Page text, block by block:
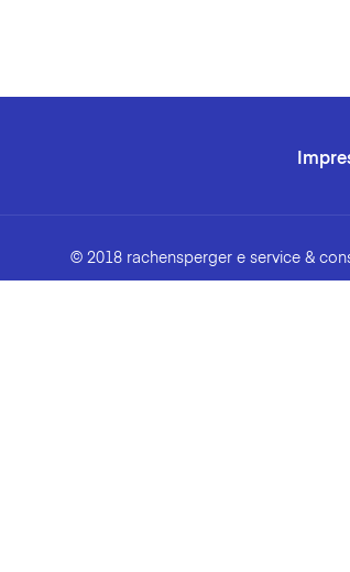
© 2018 rachensperger e service &